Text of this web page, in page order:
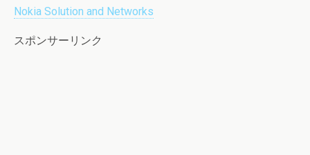
Nokia Solution and Networks
スポンサーリンク